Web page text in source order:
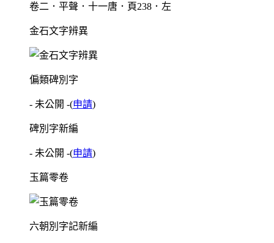
卷二．平聲．十一唐．頁238．左
金石文字辨異
偏類碑別字
- 未公開 -(申請)
碑別字新編
- 未公開 -(申請)
玉篇零卷
六朝別字記新編